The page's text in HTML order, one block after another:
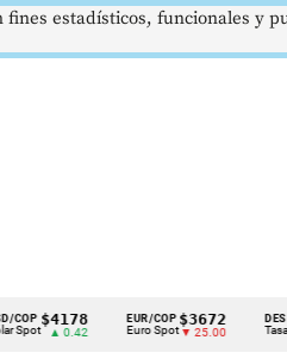
▲ 0.42
EUR/COP
Euro Spot
$3672
▼ 25.00
DESEMPLEO
Tasa Nacional
estadísticos, funcionales y